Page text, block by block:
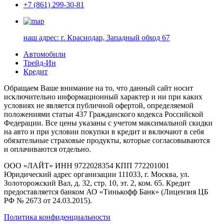
+7 (861) 299-30-81
наш адрес: г. Краснодар, Западный обход 67
Автомобили
Трейд-Ин
Кредит
Обращаем Ваше внимание на то, что данный сайт носит
исключительно информационный характер и ни при каких
условиях не является публичной офертой, определяемой
положениями статьи 437 Гражданского кодекса Российской
Федерации. Все цены указаны с учетом максимальной скидки
на авто и при условии покупки в кредит и включают в себя
обязательные страховые продукты, которые согласовываются
и оплачиваются отдельно.
ООО «ЛАЙТ» ИНН 9722028354 КПП 772201001
Юридический адрес организации 111033, г. Москва, ул.
Золоторожский Вал, д. 32, стр. 10, эт. 2, ком. 65. Кредит
предоставляется банком АО «Тинькофф Банк» (Лицензия ЦБ
РФ № 2673 от 24.03.2015).
Политика конфиденциальности